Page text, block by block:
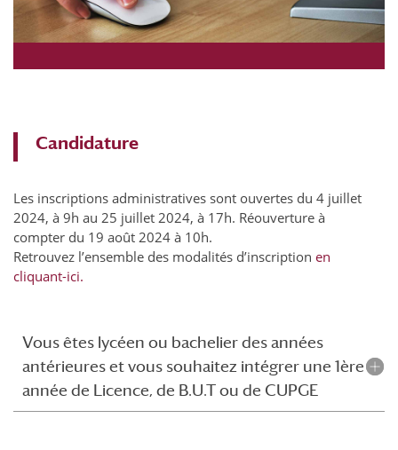
Candidature
Les inscriptions administratives sont ouvertes du 4 juillet
2024, à 9h au 25 juillet 2024, à 17h. Réouverture à
compter du 19 août 2024 à 10h.
Retrouvez l’ensemble des modalités d’inscription en
cliquant-ici.
Vous êtes lycéen ou bachelier des années
antérieures et vous souhaitez intégrer une 1ère
année de Licence, de B.U.T ou de CUPGE